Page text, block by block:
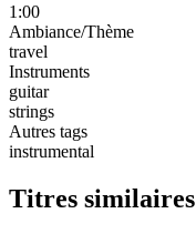
1:00
Ambiance/Thème
travel
Instruments
guitar
strings
Autres tags
instrumental
Titres similaires